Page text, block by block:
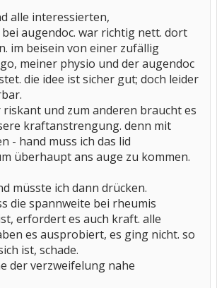
alle interessierten,
augendoc. war richtig nett. dort
im beisein von einer zufällig
meiner physio und der augendoc
die idee ist sicher gut; doch leider
riskant und zum anderen braucht es
kraftanstrengung. denn mit
- hand muss ich das lid
überhaupt ans auge zu kommen.
müsste ich dann drücken.
die spannweite bei rheumis
erfordert es auch kraft. alle
es ausprobiert, es ging nicht. so
ist, schade.
der verzweifelung nahe